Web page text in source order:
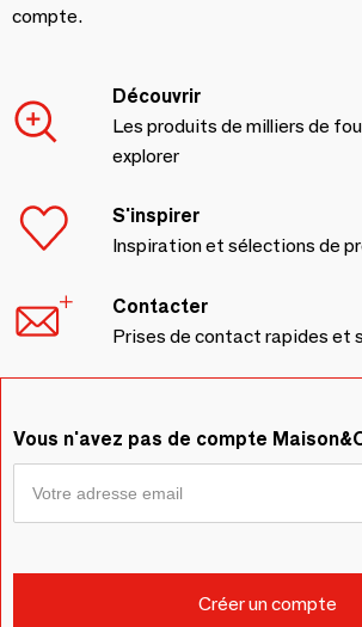
compte.
Découvrir
Les produits de milliers de
explorer
S'inspirer
Inspiration et sélections de
Contacter
Prises de contact rapides et
Vous n'avez pas de compte